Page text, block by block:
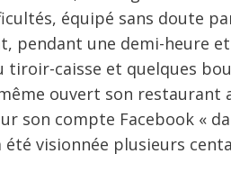
équipé sans doute
pendant une demi-heure
caisse et quelques
ouvert son restaurant
son compte Facebook «
visionnée plusieurs